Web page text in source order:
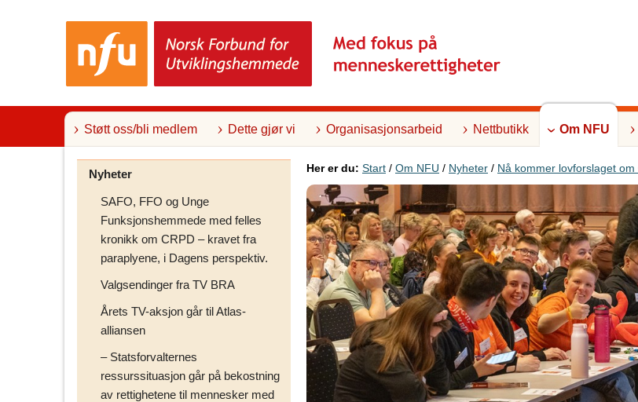
o
Støtt oss/bli medlem Dette gjør vi Organisasjonsarbeid Nettbutikk Om NFU
Nyheter
SAFO, FFO og Unge
Funksjonshemmede med felles
kronikk om CRPD – kravet fra
paraplyene, i Dagens perspektiv.
Valgsendinger fra TV BRA
Årets TV-aksjon går til Atlas-
alliansen
– Statsforvalternes
ressurssituasjon går på bekostning
av rettighetene til mennesker med
Her er du: Start / Om NFU / Nyheter / Nå kommer lovforslaget om